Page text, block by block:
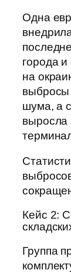
Одна
города
на
выбросы
шума, а
выросла
Кейс 2:
Группа